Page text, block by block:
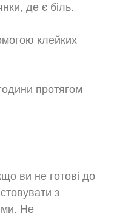
де є біль.
клейких
протягом
ви не готові до
з
Не